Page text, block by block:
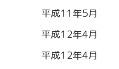
平成11年5月
平成12年4月
平成12年4月